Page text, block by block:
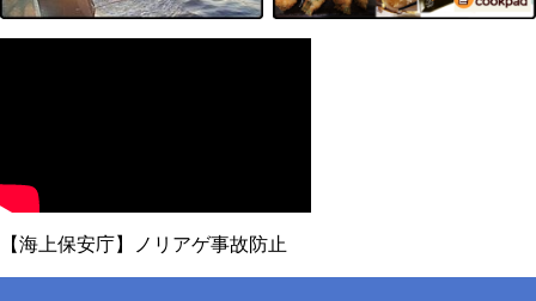
【海上保安庁】ノリアゲ事故防止